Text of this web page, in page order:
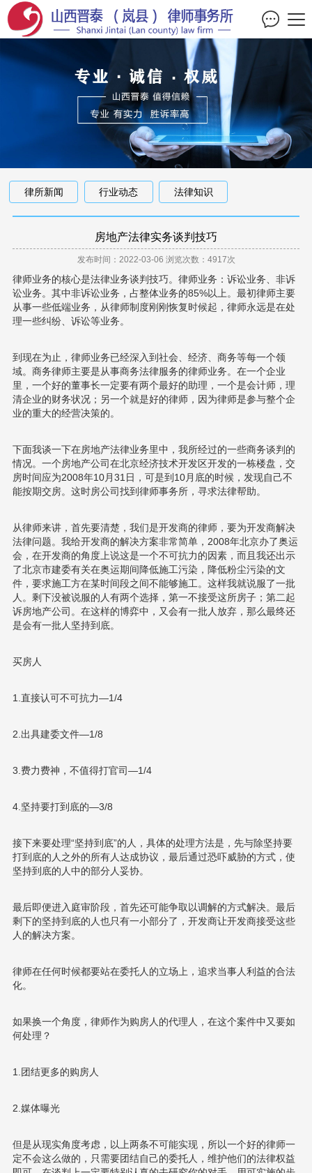
律所新闻 行业动态 法律知识
房地产法律实务谈判技巧
发布时间：2022-03-06 浏览次数：4917次
律师业务的核心是法律业务谈判技巧。律师业务：诉讼业务、非诉
讼业务。其中非诉讼业务，占整体业务的85%以上。最初律师主要
从事一些低端业务，从律师制度刚刚恢复时候起，律师永远是在处
理一些纠纷、诉讼等业务。
到现在为止，律师业务已经深入到社会、经济、商务等每一个领
域。商务律师主要是从事商务法律服务的律师业务。在一个企业
里，一个好的董事长一定要有两个最好的助理，一个是会计师，理
清企业的财务状况；另一个就是好的律师，因为律师是参与整个企
业的重大的经营决策的。
下面我谈一下在房地产法律业务里中，我所经过的一些商务谈判的
情况。一个房地产公司在北京经济技术开发区开发的一栋楼盘，交
房时间应为2008年10月31日，可是到10月底的时候，发现自己不
能按期交房。这时房公司找到律师事务所，寻求法律帮助。
从律师来讲，首先要清楚，我们是开发商的律师，要为开发商解决
法律问题。我给开发商的解决方案非常简单，2008年北京办了奥运
会，在开发商的角度上说这是一个不可抗力的因素，而且我还出示
了北京市建委有关在奥运期间降低施工污染，降低粉尘污染的文
件，要求施工方在某时间段之间不能够施工。这样我就说服了一批
人。剩下没被说服的人有两个选择，第一不接受这所房子；第二起
诉房地产公司。在这样的博弈中，又会有一批人放弃，那么最终还
是会有一批人坚持到底。
买房人
1.直接认可不可抗力—1/4
2.出具建委文件—1/8
3.费力费神，不值得打官司—1/4
4.坚持要打到底的—3/8
接下来要处理“坚持到底”的人，具体的处理方法是，先与除坚持要
打到底的人之外的所有人达成协议，最后通过恐吓威胁的方式，使
坚持到底的人中的部分人妥协。
最后即便进入庭审阶段，首先还可能争取以调解的方式解决。最后
剩下的坚持到底的人也只有一小部分了，开发商让开发商接受这些
人的解决方案。
律师在任何时候都要站在委托人的立场上，追求当事人利益的合法
化。
如果换一个角度，律师作为购房人的代理人，在这个案件中又要如
何处理？
1.团结更多的购房人
2.媒体曝光
但是从现实角度考虑，以上两条不可能实现，所以一个好的律师一
定不会这么做的，只需要团结自己的委托人，维护他们的法律权益